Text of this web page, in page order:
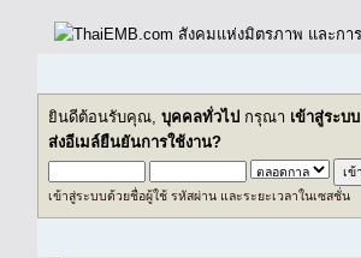
ยินดีต้อนรับคุณ, บุคคลทั่วไป กรุณา เข้าสู่ระบบ
ส่งอีเมล์ยืนยันการใช้งาน?
เข้าสู่ระบบด้วยชื่อผู้ใช้ รหัสผ่าน และระยะเวลาในเซสชั่น